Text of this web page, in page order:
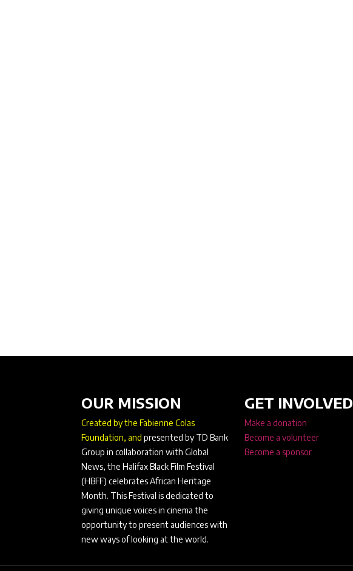
OUR MISSION
Created by the Fabienne Colas
Foundation, and presented by TD Bank
Group in collaboration with Global
News, the Halifax Black Film Festival
(HBFF) celebrates African Heritage
Month. This Festival is dedicated to
giving unique voices in cinema the
opportunity to present audiences with
new ways of looking at the world.
GET INVOLVED
Make a donation
Become a volunteer
Become a sponsor